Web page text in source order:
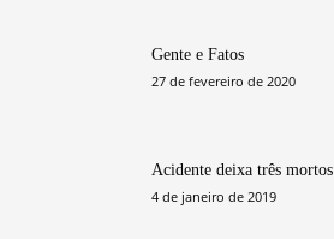
Gente e Fatos
27 de fevereiro de 2020
Acidente deixa três mortos
4 de janeiro de 2019